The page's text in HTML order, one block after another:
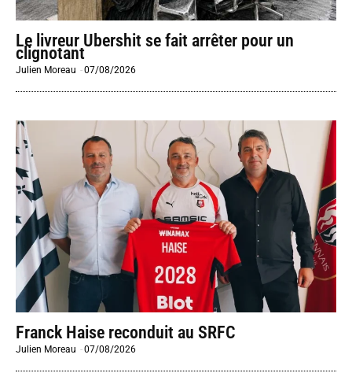
Le livreur Ubershit se fait arrêter pour un
clignotant
Julien Moreau -07/08/2026
Franck Haise reconduit au SRFC
Julien Moreau -07/08/2026